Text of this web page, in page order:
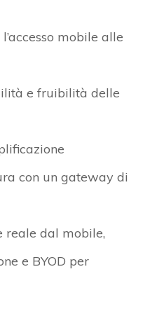
mobile alle
e fruibilità delle
con un gateway di
reale dal mobile,
e BYOD per